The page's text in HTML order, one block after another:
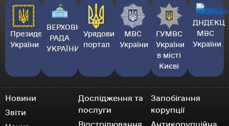
Президент
України
ВЕРХОВНА
РАДА
УКРАЇНИ
Урядовий
портал
МВС
України
ГУМВС
України
в місті
Києві
ДНДЕКЦ
МВС
України
Новини
Звіти
Дослідження та
послуги
Запобігання
корупції